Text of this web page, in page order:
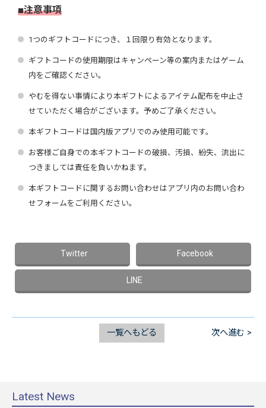
■注意事項
1つのギフトコードにつき、１回限り有効となります。
ギフトコードの使用期限はキャンペーン等の案内またはゲーム
内をご確認ください。
やむを得ない事情により本ギフト によるアイテム配布を中止さ
せていただく場合がございます。予めご了承ください。
本ギフト コードは国内版アプリでのみ使用可能です。
お客様ご自身での本ギフト コードの破損、汚損、紛失、流出に
つきましては責任を負いかねます。
本ギフト コードに関するお問い合わせはアプリ内のお問い合わ
せフォームをご利用ください。
一覧へもどる 次へ進む >
Latest News